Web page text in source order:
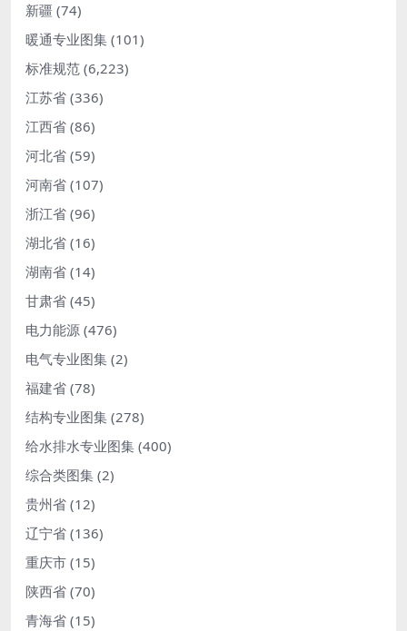
新疆 (74)
暖通专业图集 (101)
标准规范 (6,223)
江苏省 (336)
江西省 (86)
河北省 (59)
河南省 (107)
浙江省 (96)
湖北省 (16)
湖南省 (14)
甘肃省 (45)
电力能源 (476)
电气专业图集 (2)
福建省 (78)
结构专业图集 (278)
给水排水专业图集 (400)
综合类图集 (2)
贵州省 (12)
辽宁省 (136)
重庆市 (15)
陕西省 (70)
青海省 (15)